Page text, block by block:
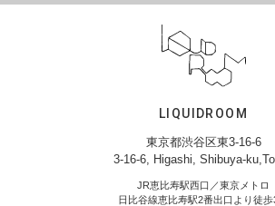
LIQUIDROOM
東京都渋谷区東3-16-6
3-16-6, Higashi, Shibuya-
JR恵比寿駅西口／東京メトロ
日比谷線恵比寿駅2番出口より徒歩